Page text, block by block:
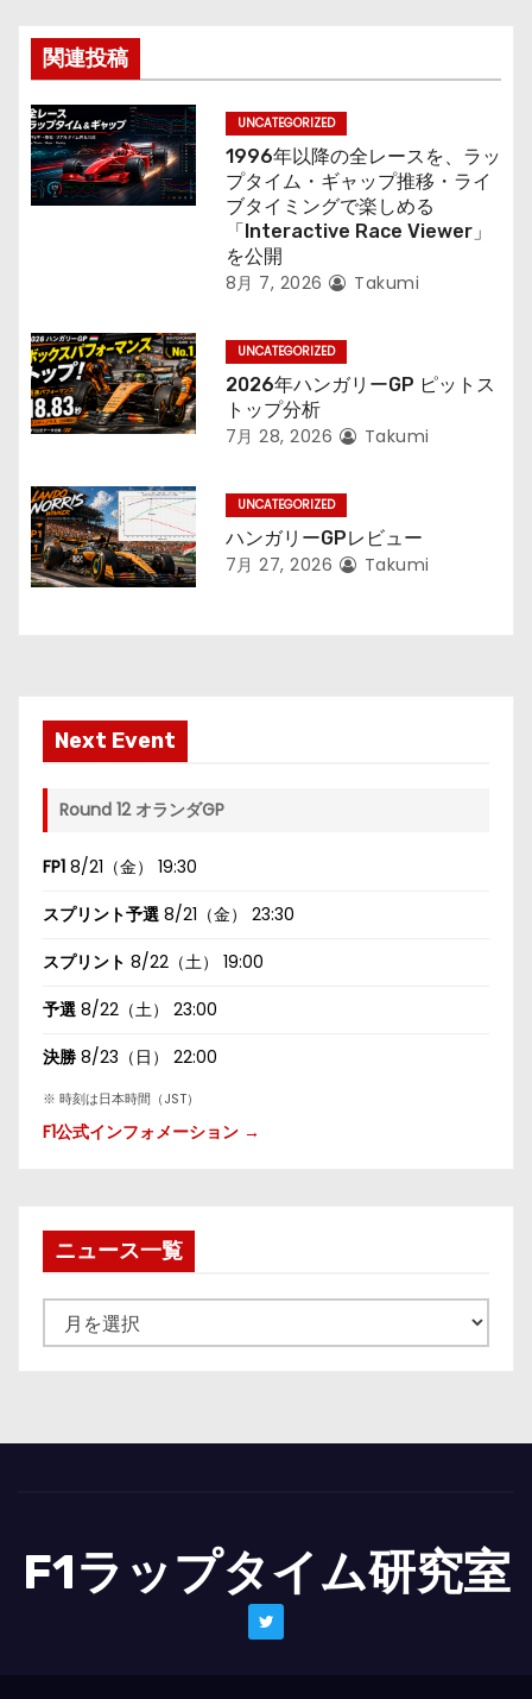
ン
関連投稿
UNCATEGORIZED
1996年以降の全レースを、ラッ
プタイム・ギャップ推移・ライ
ブタイミングで楽しめる
「Interactive Race Viewer」
を公開
8月 7, 2026 Takumi
UNCATEGORIZED
2026年ハンガリーGP ピットス
トップ分析
7月 28, 2026 Takumi
UNCATEGORIZED
ハンガリーGPレビュー
7月 27, 2026 Takumi
Next Event
Round 12 オランダGP
FP1 8/21（金） 19:30
スプリント予選 8/21（金） 23:30
スプリント 8/22（土） 19:00
予選 8/22（土） 23:00
決勝 8/23（日） 22:00
※ 時刻は日本時間（JST）
F1公式インフォメーション →
ニュース一覧
ュ
一
F1ラップタイム研究室